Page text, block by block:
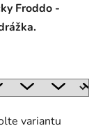
Froddo -
variantu